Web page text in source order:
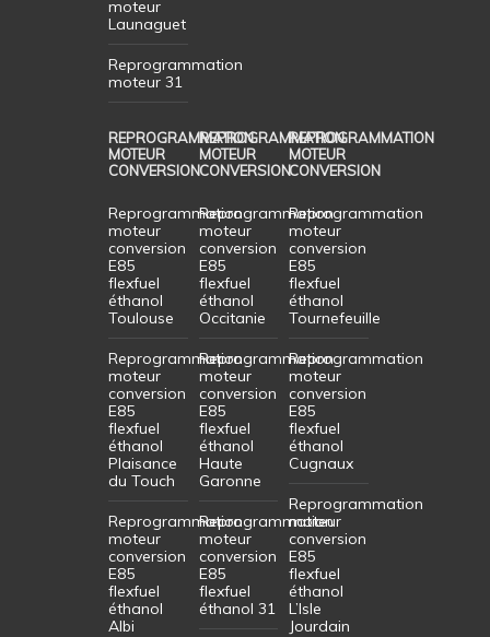
moteur
Launaguet
Reprogrammation
moteur 31
REPROGRAMMATION
MOTEUR
CONVERSION
Reprogrammation
moteur
conversion
E85
flexfuel
éthanol
Toulouse
Reprogrammation
moteur
conversion
E85
flexfuel
éthanol
Plaisance
du Touch
Reprogrammation
moteur
conversion
E85
flexfuel
éthanol
Albi
REPROGRAMMATION
MOTEUR
CONVERSION
Reprogrammation
moteur
conversion
E85
flexfuel
éthanol
Occitanie
Reprogrammation
moteur
conversion
E85
flexfuel
éthanol
Haute
Garonne
Reprogrammation
moteur
conversion
E85
flexfuel
éthanol 31
REPROGRAMMATION
MOTEUR
CONVERSION
Reprogrammation
moteur
conversion
E85
flexfuel
éthanol
Tournefeuille
Reprogrammation
moteur
conversion
E85
flexfuel
éthanol
Cugnaux
Reprogrammation
moteur
conversion
E85
flexfuel
éthanol
L’Isle
Jourdain